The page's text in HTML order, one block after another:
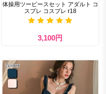
体操用ツーピースセット アダルト コ
スプレ コスプレ r18
3,100円